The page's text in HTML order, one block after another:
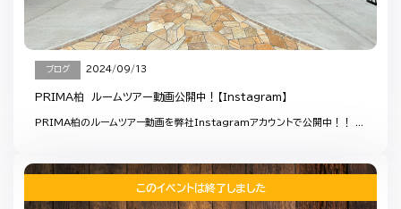
ブログ 2024/09/13
PRIMA柏 ルームツアー動画公開中！【Instagram】
PRIMA柏のルームツアー動画を弊社Instagramアカウントで公開中！！ ...
このイベントは終了しました